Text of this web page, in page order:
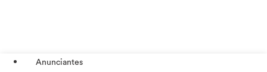
Anunciantes